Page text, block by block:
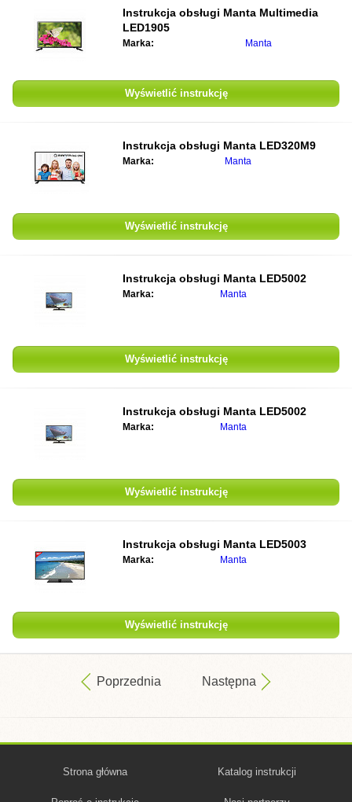
Instrukcja obsługi Manta Multimedia
LED1905
Marka: Manta
Wyświetlić instrukcję
Instrukcja obsługi Manta LED320M9
Marka: Manta
Wyświetlić instrukcję
Instrukcja obsługi Manta LED5002
Marka: Manta
Wyświetlić instrukcję
Instrukcja obsługi Manta LED5002
Marka: Manta
Wyświetlić instrukcję
Instrukcja obsługi Manta LED5003
Marka: Manta
Wyświetlić instrukcję
Poprzednia Następna
Strona główna Katalog instrukcji